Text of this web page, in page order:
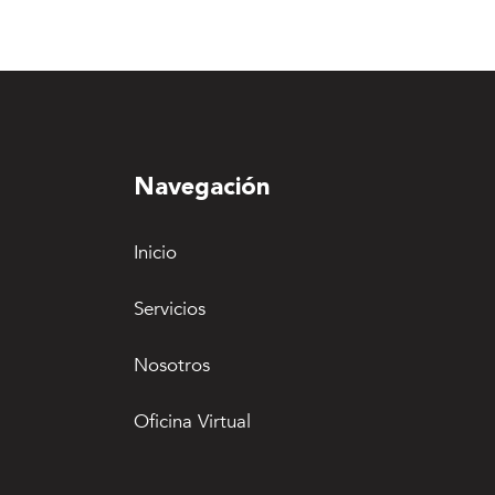
Navegación
Inicio
Servicios
Nosotros
Oficina Virtual